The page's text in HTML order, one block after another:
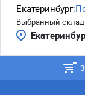
Екатеринбург:
Выбранный склад